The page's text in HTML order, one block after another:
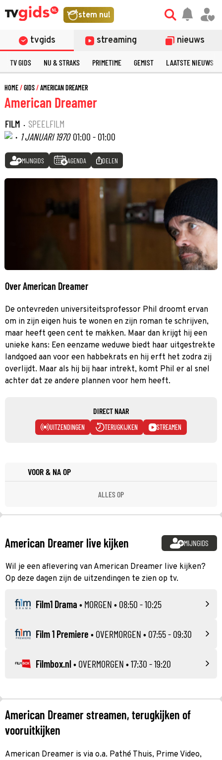
stem nu!
tvgids streaming nieuws
TV GIDS NU & STRAKS PRIMETIME GEMIST LAATSTE NIEUWS
HOME GIDS AMERICAN DREAMER
American Dreamer
FILM · SPEELFILM
· 1 JANUARI 1970 01:00 - 01:00
MIJNGIDS AGENDA DELEN
Over American Dreamer
De ontevreden universiteitsprofessor Phil droomt ervan
om in zijn eigen huis te wonen en zijn roman te schrijven,
maar heeft geen cent te makken. Maar dan krijgt hij een
unieke kans: Een eenzame weduwe biedt haar uitgestrekte
landgoed aan voor een habbekrats en hij erft het zodra zij
overlijdt. Maar als hij bij haar intrekt, komt Phil er al snel
achter dat ze andere plannen voor hem heeft.
DIRECT NAAR
UITZENDINGEN TERUGKIJKEN STREAMEN
VOOR & NA OP
ALLES OP
American Dreamer live kijken MIJNGIDS
Wil je een aflevering van American Dreamer live kijken?
Op deze dagen zijn de uitzendingen te zien op tv.
Film1 Drama • MORGEN • 08:50 - 10:25
Film 1 Premiere • OVERMORGEN • 07:55 - 09:30
Filmbox.nl• OVERMORGEN • 17:30 - 19:20
American Dreamer streamen, terugkijken of
vooruitkijken
American Dreamer is via o.a. Pathé Thuis, Prime Video,